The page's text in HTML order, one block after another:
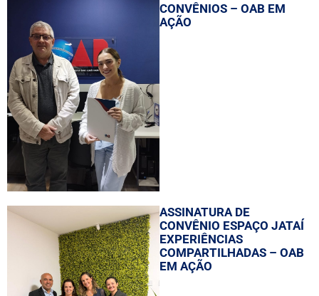
CONVÊNIOS – OAB EM
AÇÃO
ASSINATURA DE
CONVÊNIO ESPAÇO JATAÍ
EXPERIÊNCIAS
COMPARTILHADAS – OAB
EM AÇÃO